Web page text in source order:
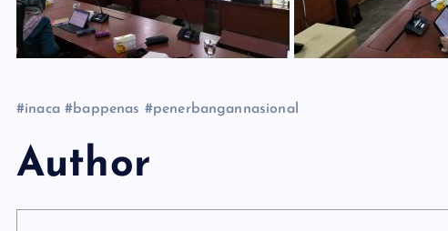
#inaca #bappenas #penerbangannasional
Author